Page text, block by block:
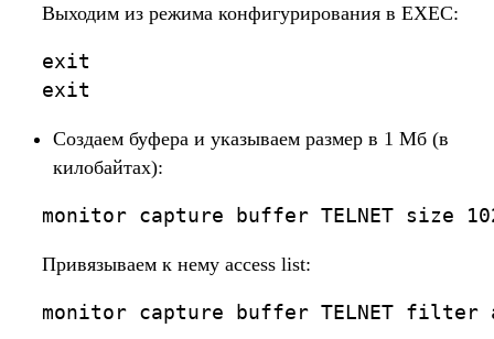
Выходим из режима конфигурирования в EXEC:
exit
exit
Создаем буфера и указываем размер в 1 Мб (в
килобайтах):
monitor capture buffer TELNET size
Привязываем к нему access list:
monitor capture buffer TELNET filter